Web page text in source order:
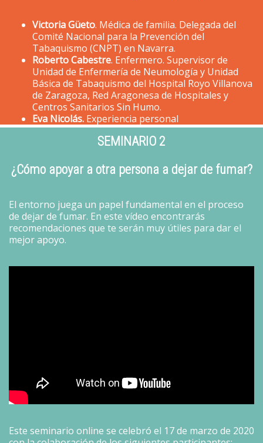
Victoria Güeto. Médica de familia. Delegada del
Comité Nacional para la Prevención del
Tabaquismo (CNPT) en Navarra.
Roberto Cabestre. Enfermero. Supervisor de
Unidad de Enfermería de Neumología y Unidad
Básica de Tabaquismo del Hospital Royo Villanova
de Zaragoza, Red Aragonesa de Hospitales y
Centros Sanitarios Sin Humo.
Eva Nicolás. Experiencia personal
SEMINARIO 2
¿Cómo apoyar a otra persona a dejar de fumar?
El entorno juega un papel fundamental en el proceso
de dejar de fumar. En este vídeo encontrarás
recomendaciones que te serán muy útiles para dar el
mejor apoyo.
Este seminario online se celebró el 17 de marzo de 2020